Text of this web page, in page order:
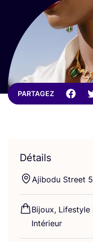
PARTAGEZ
Détails
Aji­bo­du Street 5
Bijoux, Life­style
Intérieur